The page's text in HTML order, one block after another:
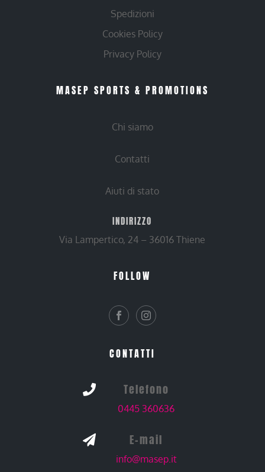
Spedizioni
Cookies Policy
Privacy Policy
MASEP SPORTS & PROMOTIONS
Chi siamo
Contatti
Aiuti di stato
INDIRIZZO
Via Lampertico, 24 – 36016 Thiene
FOLLOW
CONTATTI
 Telefono
0445 360636
 E-mail
info@masep.it